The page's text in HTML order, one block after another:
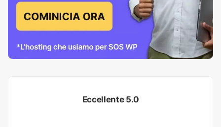
Eccellente 5.0